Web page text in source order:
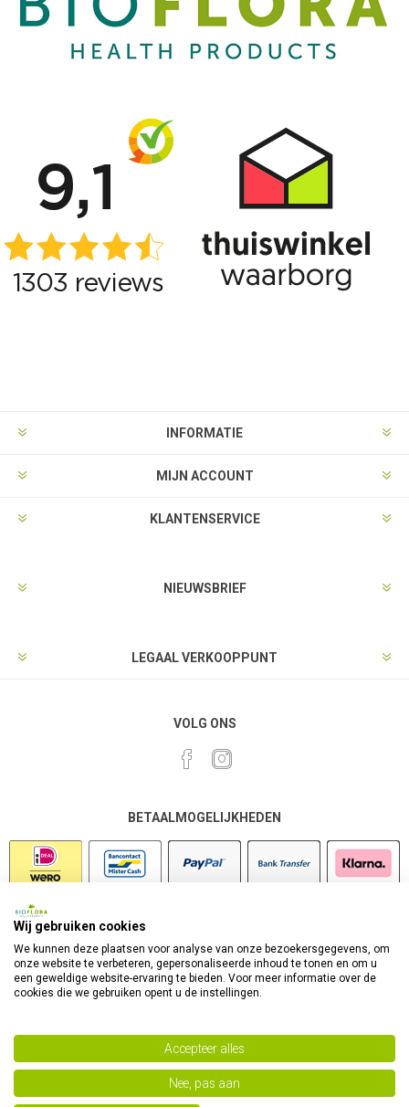
INFORMATIE
MIJN ACCOUNT
KLANTENSERVICE
NIEUWSBRIEF
LEGAAL VERKOOPPUNT
VOLG ONS
BETAALMOGELIJKHEDEN
Powered bynopCommerce
Wij gebruiken cookies
We kunnen deze plaatsen voor analyse van onze bezoekersgegevens, om
onze website te verbeteren, gepersonaliseerde inhoud te tonen en om u
een geweldige website-ervaring te bieden. Voor meer informatie over de
cookies die we gebruiken opent u de instellingen.
Accepteer alles
Nee, pas aan